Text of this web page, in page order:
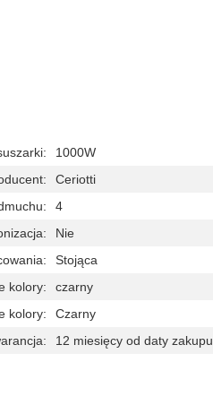
1000W
Ceriotti
4
Nie
Stojąca
kolory:
czarny
kolory:
Czarny
12 miesięcy od daty zakupu